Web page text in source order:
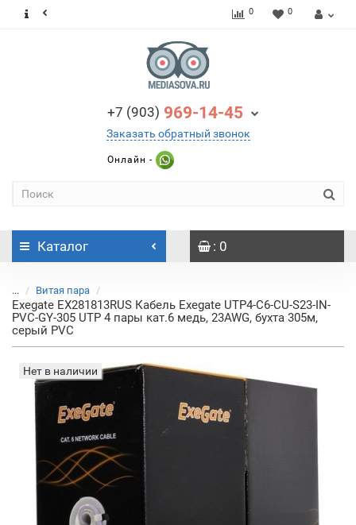
0 0
+7 (903) 969-14-45
Заказать обратный звонок
Онлайн -
Каталог : 0
... Витая пара
Exegate EX281813RUS Кабель Exegate UTP4-C6-CU-S23-IN-
PVC-GY-305 UTP 4 пары кат.6 медь, 23AWG, бухта 305м,
серый PVC
Нет в наличии